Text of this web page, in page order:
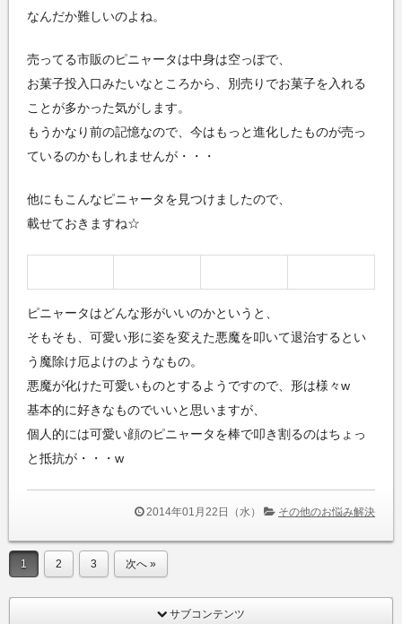
なんだか難しいのよね。
売ってる市販のピニャータは中身は空っぽで、
お菓子投入口みたいなところから、別売りでお菓子を入れる
ことが多かった気がします。
もうかなり前の記憶なので、今はもっと進化したものが売っ
ているのかもしれませんが・・・
他にもこんなピニャータを見つけましたので、
載せておきますね☆
ピニャータはどんな形がいいのかというと、
そもそも、可愛い形に姿を変えた悪魔を叩いて退治するとい
う魔除け厄よけのようなもの。
悪魔が化けた可愛いものとするようですので、形は様々w
基本的に好きなものでいいと思いますが、
個人的には可愛い顔のピニャータを棒で叩き割るのはちょっ
と抵抗が・・・w
2014年01月22日（水） その他のお悩み解決
1 2 3 次へ »
サブコンテンツ